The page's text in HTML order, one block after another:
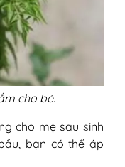
cho bé.
cho mẹ sau sinh
bạn có thể áp